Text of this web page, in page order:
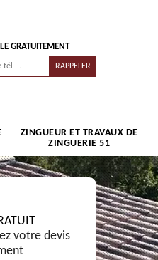
GRATUITEMENT
ZINGUEUR ET TRAVAUX DE
ZINGUERIE 51
votre devis